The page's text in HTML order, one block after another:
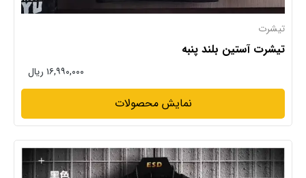
تیشرت
تیشرت آستین بلند پنبه
۱۶,۹۹۰,۰۰۰ ریال
نمایش محصولات